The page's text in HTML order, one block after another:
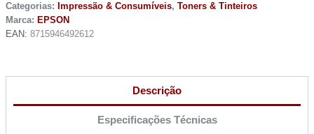
Categorias: Impressão & Consumíveis, Toners & Tinteiros
Marca: EPSON
EAN: 8715946492612
Descrição
Especificações Técnicas